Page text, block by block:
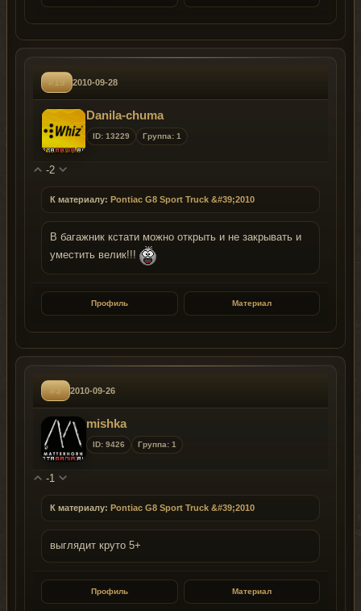
#19 2010-09-28
Danila-chuma
ID: 13229 Группа: 1
-2
К материалу: Pontiac G8 Sport Truck &#39;2010
В багажник кстати можно открыть и не закрывать и
уместить велик!!!
Профиль Материал
#3 2010-09-26
mishka
ID: 9426 Группа: 1
-1
К материалу: Pontiac G8 Sport Truck &#39;2010
выглядит круто 5+
Профиль Материал